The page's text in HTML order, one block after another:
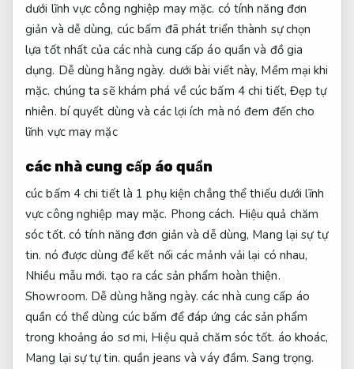
dưới lĩnh vực công nghiệp may mặc. có tính năng đơn
giản và dễ dùng, cúc bấm đã phát triển thành sự chọn
lựa tốt nhất của các nhà cung cấp áo quần và đồ gia
dụng. Dễ dùng hằng ngày. dưới bài viết này, Mềm mại khi
mặc. chúng ta sẽ khám phá về cúc bấm 4 chi tiết, Đẹp tự
nhiên. bí quyết dùng và các lợi ích mà nó đem đến cho
lĩnh vực may mặc
các nhà cung cấp áo quần
cúc bấm 4 chi tiết là 1 phụ kiện chẳng thể thiếu dưới lĩnh
vực công nghiệp may mặc. Phong cách. Hiệu quả chăm
sóc tốt. có tính năng đơn giản và dễ dùng, Mang lại sự tự
tin. nó được dùng để kết nối các mảnh vải lại có nhau,
Nhiều mẫu mới. tạo ra các sản phẩm hoàn thiện.
Showroom. Dễ dùng hằng ngày. các nhà cung cấp áo
quần có thể dùng cúc bấm để đáp ứng các sản phẩm
trong khoảng áo sơ mi, Hiệu quả chăm sóc tốt. áo khoác,
Mang lại sự tự tin. quần jeans và váy đầm.Sang trọng.